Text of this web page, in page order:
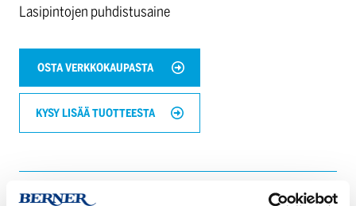
Lasipintojen puhdistusaine
OSTA VERKKOKAUPASTA
KYSY LISÄÄ TUOTTEESTA
TUOTETIEDOT